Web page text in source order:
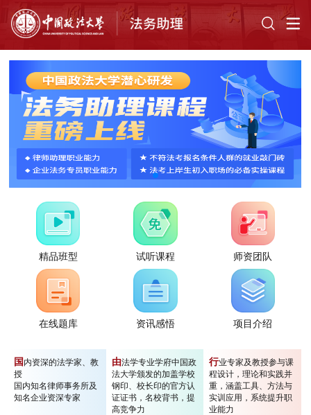
精品班型 试听课程 师资团队
在线题库 资讯感悟 项目介绍
国 内资深的法学家、教
授
国内知名律师事务所及
知名企业资深专家
由法学专业学府中国政
法大学颁发的加盖学校
钢印、校长印的官方认
证证书，名校背书，提
高竞争力
行业专家及教授参与课
程设计，理论和实践并
重，涵盖工具、方法与
实训应用，系统提升职
业能力